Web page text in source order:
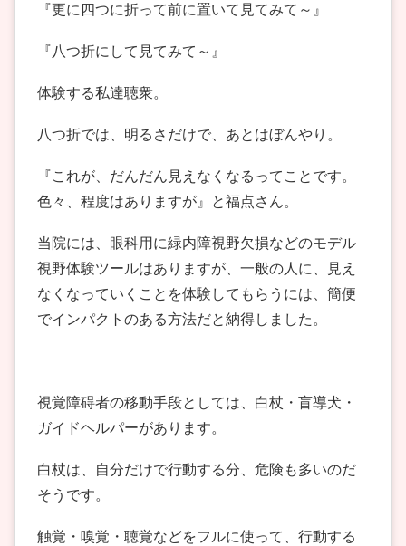
『更に四つに折って前に置いて見てみて～』
『八つ折にして見てみて～』
体験する私達聴衆。
八つ折では、明るさだけで、あとはぼんやり。
『これが、だんだん見えなくなるってことです。
色々、程度はありますが』と福点さん。
当院には、眼科用に緑内障視野欠損などのモデル
視野体験ツールはありますが、一般の人に、見え
なくなっていくことを体験してもらうには、簡便
でインパクトのある方法だと納得しました。
視覚障碍者の移動手段としては、白杖・盲導犬・
ガイドヘルパーがあります。
白杖は、自分だけで行動する分、危険も多いのだ
そうです。
触覚・嗅覚・聴覚などをフルに使って、行動する